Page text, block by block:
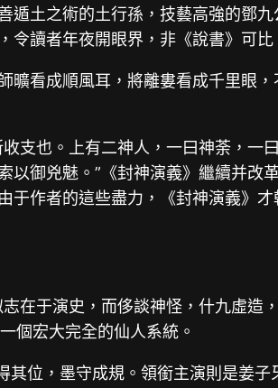
遁土之術的土行孫，技藝高強的鄧九
讀者年夜開眼界，非《說書》可比
曠看成順風耳，將離婁看成千里眼
支也。上有二神人，一曰神荼，一
以御兇魅。”《封神演義》繼續并改
于作者的這些盡力，《封神演義》
在于演史，而侈談神怪，什九虛造
個宏大完全的仙人系統。
位，墨守成規。領銜主演則是姜子